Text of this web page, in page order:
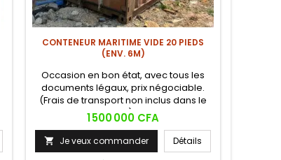
CONTENEUR MARITIME VIDE 20 PIEDS
(ENV. 6M)
Occasion en bon état, avec tous les
documents légaux, prix négociable.
(Frais de transport non inclus dans le
prix).
Prix
1 500 000 CFA
 Je veux commander Détails